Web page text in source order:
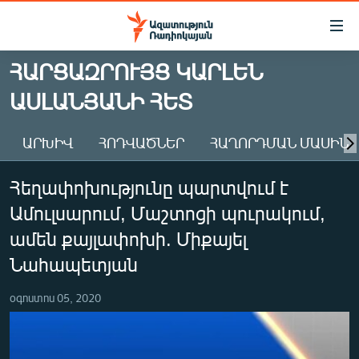
Մատչելիության
Անցնել
հիմնական
բովանդակությանը
հիմնական
ԱԶԱՏՈՒԹՅՈՒՆ TV
ՀԱՅԱՍՏԱՆ
ՔԱՂԱՔԱԿԱՆ
ԻՐԱՎՈՒՆՔ
ՀԱՍԱՐԱԿՈՒԹՅՈՒՆ
ՏՆՏԵՍՈՒԹՅՈՒՆ
ՊԱՏԵՐԱԶՄԻ 6 ՇԱԲԱԹՆԵՐԸ
ՀԱՐՑԱԶՐՈՒՅՑ ԿԱՐԼԵՆ
ԱՍԼԱՆՅԱՆԻ ՀԵՏ
ԱՐԽԻՎ ՀՈԴՎԱԾՆԵՐ ՀԱՂՈՐԴՄԱՆ ՄԱՍԻՆ
Հեղափոխությունը պարտվում է
Ամուլսարում, Մաշտոցի պուրակում,
ամեն քայլափոխի. Միքայել
Նահապետյան
օգոստոս 05, 2020